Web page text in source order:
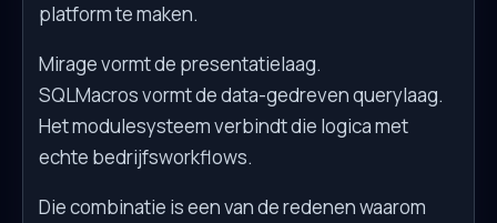
platform te maken.
Mirage vormt de presentatielaag.
SQLMacros vormt de data-gedreven querylaag.
Het modulesysteem verbindt die logica met
echte bedrijfsworkflows.
Die combinatie is een van de redenen waarom